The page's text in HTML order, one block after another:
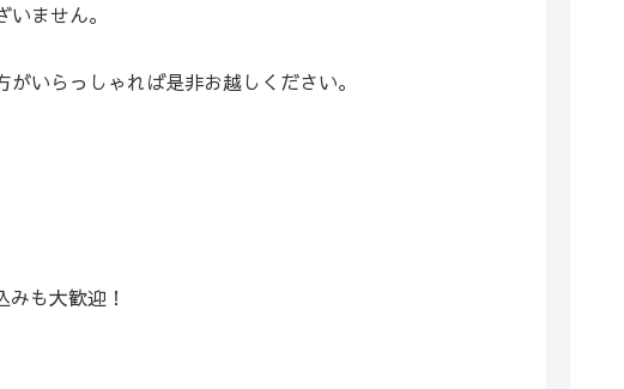
ません。
いらっしゃれば是非お越しください。
も大歓迎！